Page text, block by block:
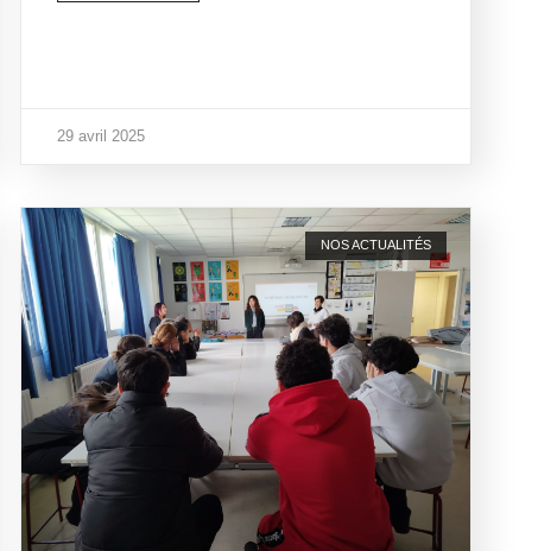
29 avril 2025
NOS ACTUALITÉS